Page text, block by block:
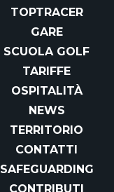
TOPTRACER
GARE
SCUOLA GOLF
TARIFFE
OSPITALITÀ
NEWS
TERRITORIO
CONTATTI
SAFEGUARDING
CONTRIBUTI